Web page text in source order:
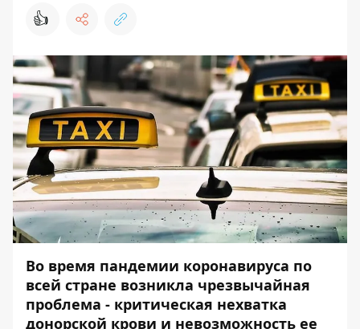
👍
Во время пандемии коронавируса по
всей стране возникла чрезвычайная
проблема - критическая нехватка
донорской крови и невозможность ее